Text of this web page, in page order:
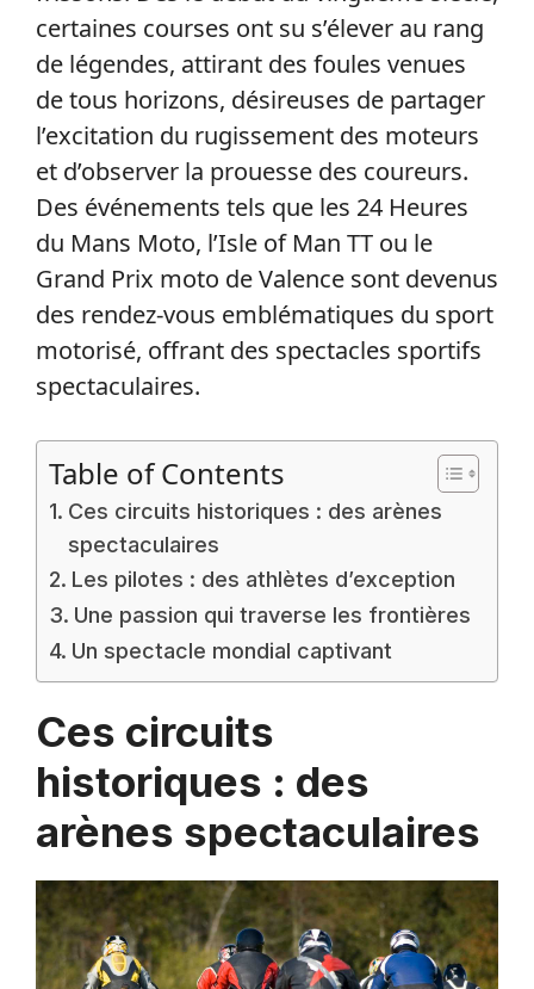
certaines courses ont su s’élever au rang
de légendes, attirant des foules venues
de tous horizons, désireuses de partager
l’excitation du rugissement des moteurs
et d’observer la prouesse des coureurs.
Des événements tels que les 24 Heures
du Mans Moto, l’Isle of Man TT ou le
Grand Prix moto de Valence sont devenus
des rendez-vous emblématiques du sport
motorisé, offrant des spectacles sportifs
spectaculaires.
Table of Contents
Ces circuits historiques : des arènes
spectaculaires
Les pilotes : des athlètes d’exception
Une passion qui traverse les frontières
Un spectacle mondial captivant
Ces circuits
historiques : des
arènes spectaculaires